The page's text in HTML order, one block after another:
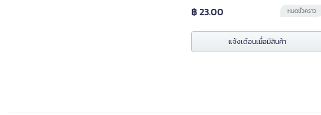
฿ 23.00 หมดชั่วคราว
แจ้งเตือนเมื่อมีสินค้า